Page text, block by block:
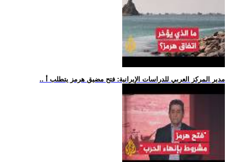
.. مدير المركز العربي للدراسات الإيرانية: فتح مضيق هرمز يتطلب أ